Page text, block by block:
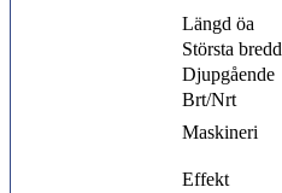
Längd öa
Största bredd
Djupgående
Brt/Nrt
Maskineri
Effekt